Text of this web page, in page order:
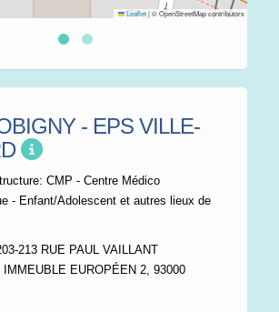
Leaflet|© OpenStreetMap contributors
- EPS VILLE-
CMP - Centre Médico
- Enfant/Adolescent et autres lieux de
213 RUE PAUL VAILLANT
IMMEUBLE EUROPÉEN 2, 93000